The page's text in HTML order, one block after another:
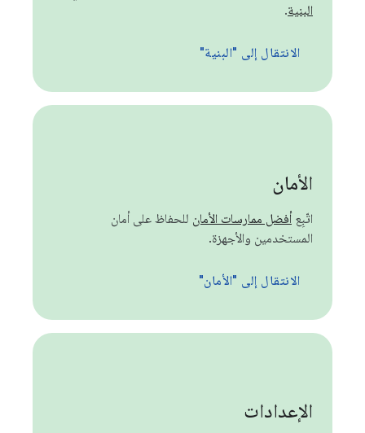
البنية.
الانتقال إلى "البنية"
الأمان
اتّبِع أفضل ممارسات الأمان للحفاظ على أمان
المستخدمين والأجهزة.
الانتقال إلى "الأمان"
الإعدادات